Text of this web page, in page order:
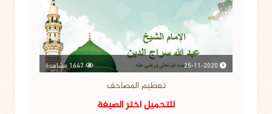
1647 مشاهدة
تعظيم المصاحف
للتحميل اختر الصيغة